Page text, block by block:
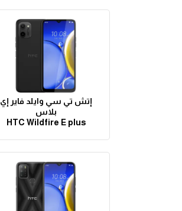
إتش تي سي وايلد فاير إي
بلاس
HTC Wildfire E plus